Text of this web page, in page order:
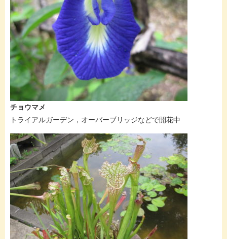
チョウマメ
トライアルガーデン，オーバーブリッジなどで開花中